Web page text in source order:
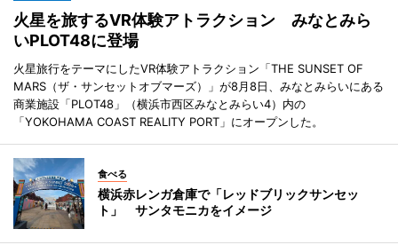
火星を旅するVR体験アトラクション みなとみら
いPLOT48に登場
火星旅行をテーマにしたVR体験アトラクション「THE SUNSET OF
MARS（ザ・サンセットオブマーズ）」が8月8日、みなとみらいにある
商業施設「PLOT48」（横浜市西区みなとみらい4）内の
「YOKOHAMA COAST REALITY PORT」にオープンした。
食べる
横浜赤レンガ倉庫で「レッドブリックサンセッ
ト」 サンタモニカをイメージ